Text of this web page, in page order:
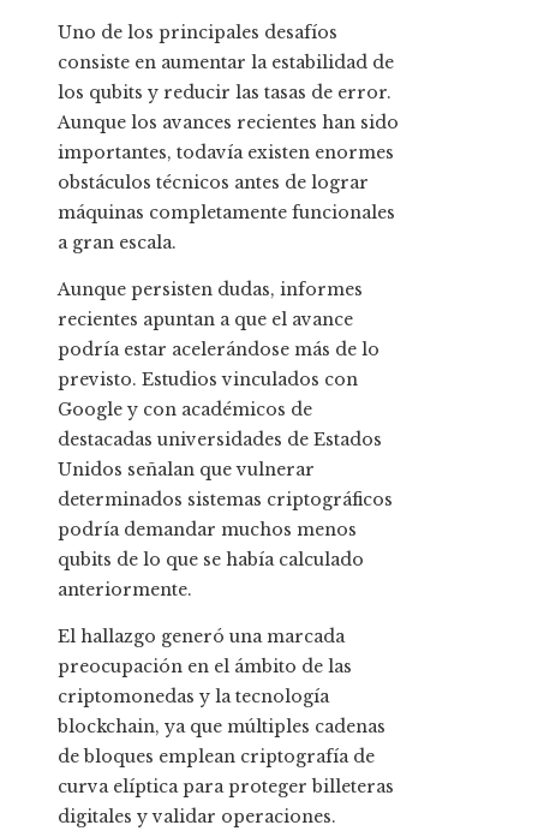
Uno de los principales desafíos
consiste en aumentar la estabilidad de
los qubits y reducir las tasas de error.
Aunque los avances recientes han sido
importantes, todavía existen enormes
obstáculos técnicos antes de lograr
máquinas completamente funcionales
a gran escala.
Aunque persisten dudas, informes
recientes apuntan a que el avance
podría estar acelerándose más de lo
previsto. Estudios vinculados con
Google y con académicos de
destacadas universidades de Estados
Unidos señalan que vulnerar
determinados sistemas criptográficos
podría demandar muchos menos
qubits de lo que se había calculado
anteriormente.
El hallazgo generó una marcada
preocupación en el ámbito de las
criptomonedas y la tecnología
blockchain, ya que múltiples cadenas
de bloques emplean criptografía de
curva elíptica para proteger billeteras
digitales y validar operaciones.